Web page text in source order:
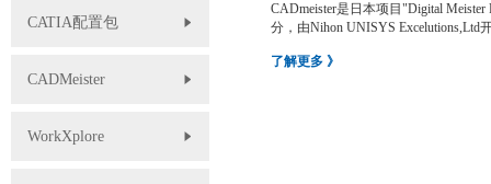
CATIA配置包
CADMeister
WorkXplore
CADmeister是日本项目"Digital Meister
分，由Nihon UNISYS Excelutions,Ltd
了解更多 》